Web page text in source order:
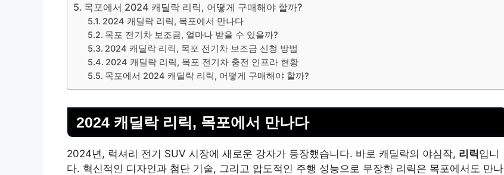
목포에서 2024 캐딜락 리릭, 어떻게 구매해야 할까?
2024 캐딜락 리릭, 목포에서 만나다
목포 전기차 보조금, 얼마나 받을 수 있을까?
2024 캐딜락 리릭, 목포 전기차 보조금 신청 방법
2024 캐딜락 리릭, 목포 전기차 충전 인프라 현황
목포에서 2024 캐딜락 리릭, 어떻게 구매해야 할까?
2024 캐딜락 리릭, 목포에서 만나다
2024년, 럭셔리 전기 SUV 시장에 새로운 강자가 등장했습니다. 바로 캐딜락의 야심작, 리릭입니
다. 혁신적인 디자인과 첨단 기술, 그리고 압도적인 주행 성능으로 무장한 리릭은 목포에서도 만나